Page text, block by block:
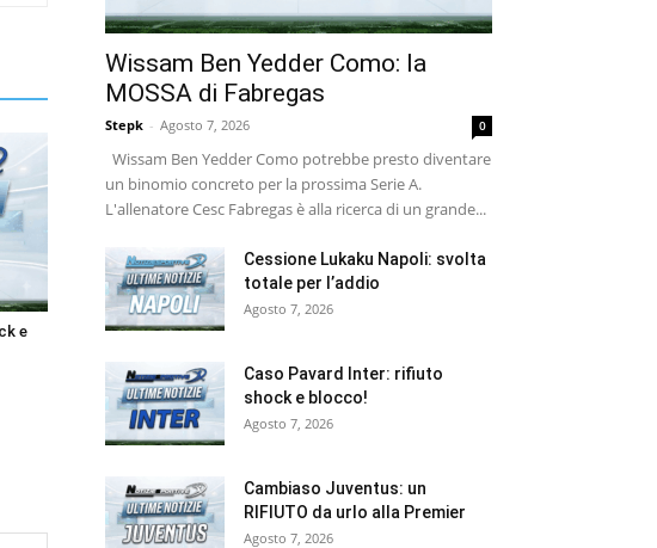
e
Wissam Ben Yedder Como: la
MOSSA di Fabregas
Stepk - Agosto 7, 2026 0
Wissam Ben Yedder Como potrebbe presto diventare
un binomio concreto per la prossima Serie A.
L'allenatore Cesc Fabregas è alla ricerca di un grande...
Cessione Lukaku Napoli: svolta
totale per l’addio
Agosto 7, 2026
Caso Pavard Inter: rifiuto
shock e blocco!
Agosto 7, 2026
Cambiaso Juventus: un
RIFIUTO da urlo alla Premier
Agosto 7, 2026